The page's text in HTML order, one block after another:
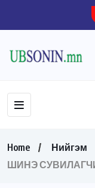
Home
Нийгэм
ШИНЭ